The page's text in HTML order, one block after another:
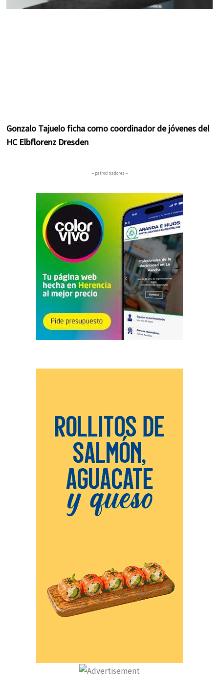
Gonzalo Tajuelo ficha como coordinador de jóvenes del
HC Elbflorenz Dresden
– patrocinadores –